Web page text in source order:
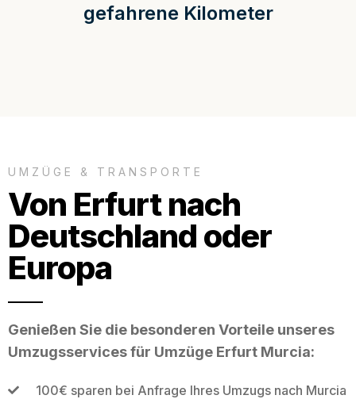
gefahrene Kilometer
UMZÜGE & TRANSPORTE
Von Erfurt nach
Deutschland oder
Europa
Genießen Sie die besonderen Vorteile unseres
Umzugsservices für Umzüge Erfurt Murcia:
100€ sparen bei Anfrage Ihres Umzugs nach Murcia